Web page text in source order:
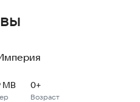
131.9 MB
MB
Возраст
0+